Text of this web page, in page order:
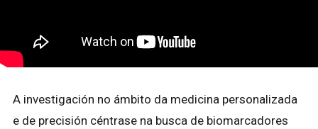
A investigación no ámbito da medicina personalizada
e de precisión céntrase na busca de biomarcadores